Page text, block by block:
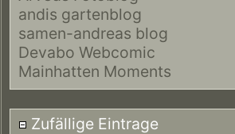
andis gartenblog
samen-andreas blog
Devabo Webcomic
Mainhatten Moments
Zufällige Eintrage